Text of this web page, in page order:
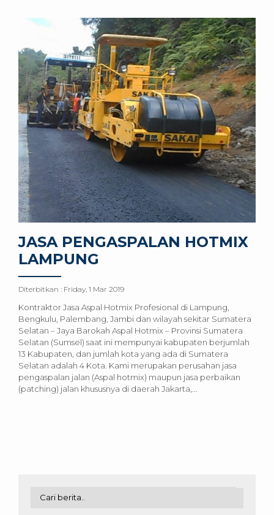
JASA PENGASPALAN HOTMIX
LAMPUNG
Diterbitkan : Friday, 1 Mar 2019
Kontraktor Jasa Aspal Hotmix Profesional di Lampung,
Bengkulu, Palembang, Jambi dan wilayah sekitar Sumatera
Selatan – Jaya Barokah Aspal Hotmix – Provinsi Sumatera
Selatan (Sumsel) saat ini mempunyai kabupaten berjumlah
13 Kabupaten, dan jumlah kota yang ada di Sumatera
Selatan adalah 4 Kota. Kami merupakan perusahan jasa
pengaspalan jalan (Aspal hotmix) maupun jasa perbaikan
(patching) jalan khususnya di daerah Jakarta,...